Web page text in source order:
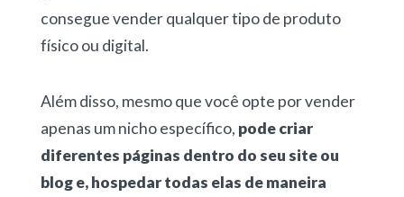
consegue vender qualquer tipo de produto
físico ou digital.
Além disso, mesmo que você opte por vender
apenas um nicho específico, pode criar
diferentes páginas dentro do seu site ou
blog e, hospedar todas elas de maneira